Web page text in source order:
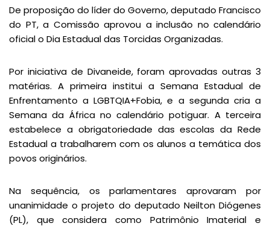
De proposição do líder do Governo, deputado Francisco
do PT, a Comissão aprovou a inclusão no calendário
oficial o Dia Estadual das Torcidas Organizadas.
Por iniciativa de Divaneide, foram aprovadas outras 3
matérias. A primeira institui a Semana Estadual de
Enfrentamento a LGBTQIA+Fobia, e a segunda cria a
Semana da África no calendário potiguar. A terceira
estabelece a obrigatoriedade das escolas da Rede
Estadual a trabalharem com os alunos a temática dos
povos originários.
Na sequência, os parlamentares aprovaram por
unanimidade o projeto do deputado Neilton Diógenes
(PL), que considera como Patrimônio Imaterial e